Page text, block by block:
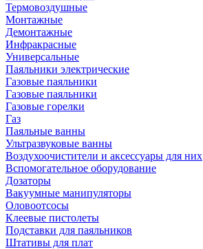
Термовоздушные
Монтажные
Демонтажные
Инфракрасные
Универсальные
Паяльники электрические
Газовые паяльники
Газовые паяльники
Газовые горелки
Газ
Паяльные ванны
Ультразвуковые ванны
Воздухоочистители и аксессуары для них
Вспомогательное оборудование
Дозаторы
Вакуумные манипуляторы
Оловоотсосы
Клеевые пистолеты
Подставки для паяльников
Штативы для плат